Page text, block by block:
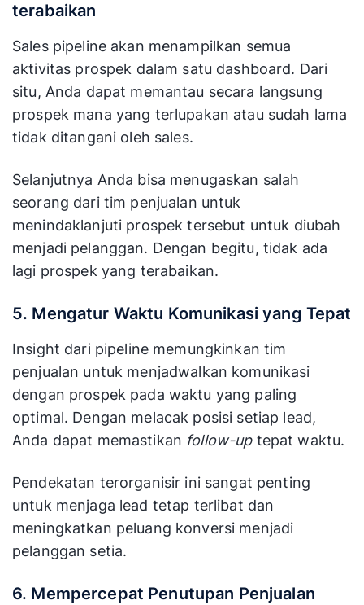
terabaikan
Sales pipeline akan menampilkan semua
aktivitas prospek dalam satu dashboard. Dari
situ, Anda dapat memantau secara langsung
prospek mana yang terlupakan atau sudah lama
tidak ditangani oleh sales.
Selanjutnya Anda bisa menugaskan salah
seorang dari tim penjualan untuk
menindaklanjuti prospek tersebut untuk diubah
menjadi pelanggan. Dengan begitu, tidak ada
lagi prospek yang terabaikan.
5. Mengatur Waktu Komunikasi yang Tepat
Insight dari pipeline memungkinkan tim
penjualan untuk menjadwalkan komunikasi
dengan prospek pada waktu yang paling
optimal. Dengan melacak posisi setiap lead,
Anda dapat memastikan follow-up tepat waktu.
Pendekatan terorganisir ini sangat penting
untuk menjaga lead tetap terlibat dan
meningkatkan peluang konversi menjadi
pelanggan setia.
6. Mempercepat Penutupan Penjualan